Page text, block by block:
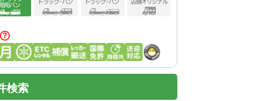
検索